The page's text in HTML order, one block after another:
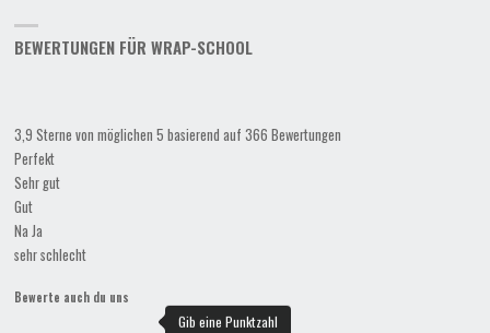
BEWERTUNGEN FÜR WRAP-SCHOOL
3,9 Sterne von möglichen 5 basierend auf 366 Bewertungen
Perfekt
Sehr gut
Gut
Na Ja
sehr schlecht
Bewerte auch du uns